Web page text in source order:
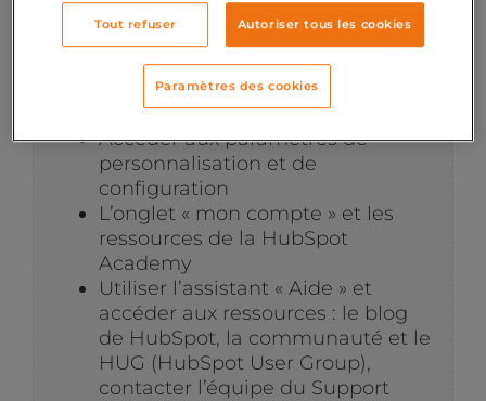
Se repérer dans HubSpot :
organisation générale de
l’interface, la barre de menu et
exploration des principales
catégories
Accéder aux paramètres de
personnalisation et de
configuration
L’onglet « mon compte » et les
ressources de la HubSpot
Academy
Utiliser l’assistant « Aide » et
accéder aux ressources : le blog
de HubSpot, la communauté et le
HUG (HubSpot User Group),
contacter l’équipe du Support
Tout refuser Autoriser tous les cookies
Paramètres des cookies